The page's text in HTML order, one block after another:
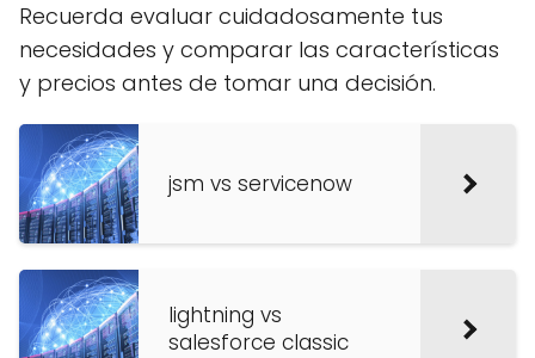
Recuerda evaluar cuidadosamente tus
necesidades y comparar las características
y precios antes de tomar una decisión.
jsm vs servicenow
lightning vs
salesforce classic